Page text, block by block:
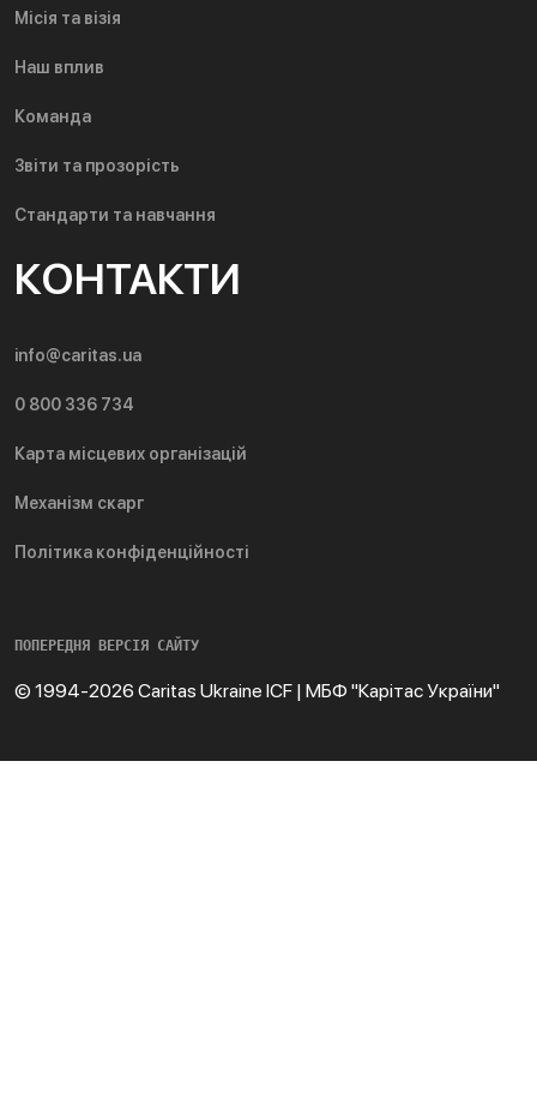
Місія та візія
Наш вплив
Команда
Звіти та прозорість
Стандарти та навчання
КОНТАКТИ
info@caritas.ua
0 800 336 734
Карта місцевих організацій
Механізм скарг
Політика конфіденційності
ПОПЕРЕДНЯ ВЕРСІЯ САЙТУ
© 1994-2026 Caritas Ukraine ICF | МБФ "Карітас України"